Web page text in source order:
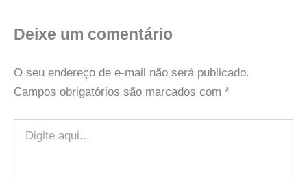
Deixe um comentário
O seu endereço de e-mail não será publicado.
Campos obrigatórios são marcados com *
aqui...